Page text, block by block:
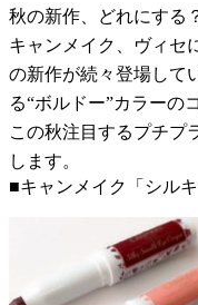
秋の新作、どれにする
キャンメイク、ヴィセ
の新作が続々登場して
る“ボルドー”カラーの
この秋注目するプチプ
します。
■キャンメイク「シル